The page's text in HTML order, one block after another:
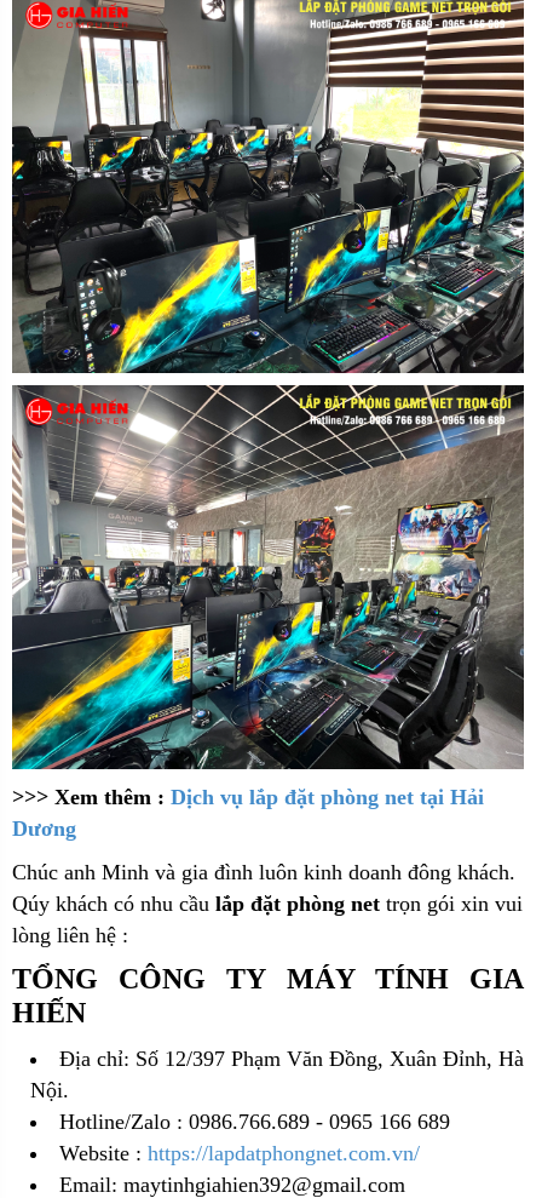
>>> Xem thêm : Dịch vụ lắp đặt phòng net tại Hải
Dương
Chúc anh Minh và gia đình luôn kinh doanh đông khách.
Qúy khách có nhu cầu lắp đặt phòng net trọn gói xin vui
lòng liên hệ :
TỔNG CÔNG TY MÁY TÍNH GIA
HIẾN
Địa chỉ: Số 12/397 Phạm Văn Đồng, Xuân Đỉnh, Hà
Nội.
Hotline/Zalo : 0986.766.689 - 0965 166 689
Website : https://lapdatphongnet.com.vn/
Email: maytinhgiahien392@gmail.com